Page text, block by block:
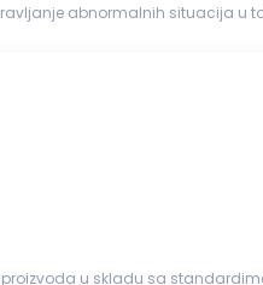
abnormalnih situacija u
u skladu sa